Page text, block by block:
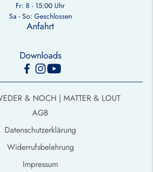
Fr: 8 - 15:00 Uhr
Sa - So: Geschlossen
Anfahrt
Downloads
& NOCH | MATTER & LOUT
AGB
Datenschutzerklärung
Widerrufsbelehrung
Impressum